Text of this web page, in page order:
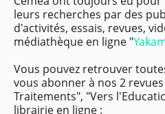
leurs recherches par des
d'activités, essais, revues,
médiathèque en ligne "
Vous pouvez retrouver
vous abonner à nos 2
Traitements", "Vers
librairie en ligne :